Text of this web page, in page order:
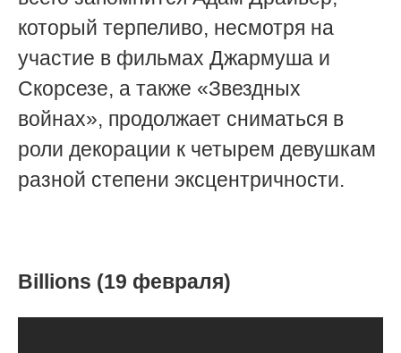
который терпеливо, несмотря на
участие в фильмах Джармуша и
Скорсезе, а также «Звездных
войнах», продолжает сниматься в
роли декорации к четырем девушкам
разной степени эксцентричности.
Billions (19 февраля)